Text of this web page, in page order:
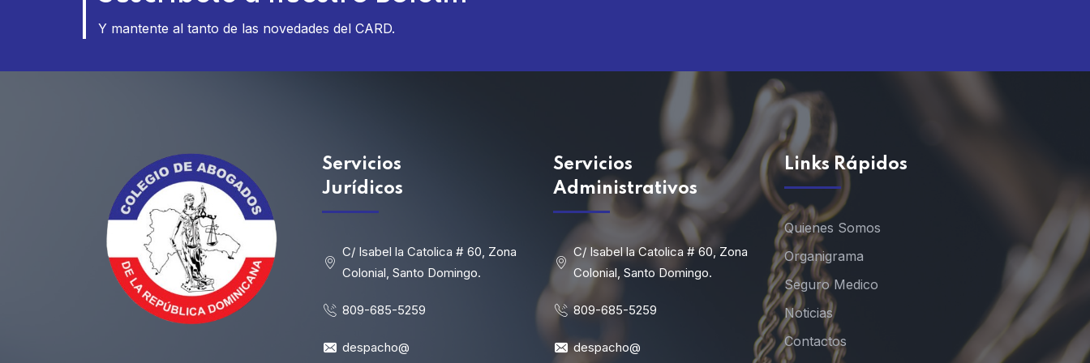
Y mantente al tanto de las novedades del CARD.
Servicios
Jurídicos
C/ Isabel la Catolica # 60, Zona
Colonial, Santo Domingo.
809-685-5259
despacho@
Servicios
Administrativos
C/ Isabel la Catolica # 60, Zona
Colonial, Santo Domingo.
809-685-5259
despacho@
Links Rápidos
Quienes Somos
Organigrama
Seguro Medico
Noticias
Contactos